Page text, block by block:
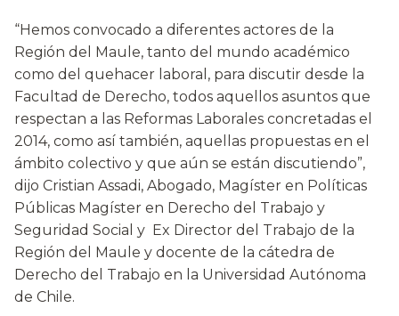
“Hemos convocado a diferentes actores de la
Región del Maule, tanto del mundo académico
como del quehacer laboral, para discutir desde la
Facultad de Derecho, todos aquellos asuntos que
respectan a las Reformas Laborales concretadas el
2014, como así también, aquellas propuestas en el
ámbito colectivo y que aún se están discutiendo”,
dijo Cristian Assadi, Abogado, Magíster en Políticas
Públicas Magíster en Derecho del Trabajo y
Seguridad Social y Ex Director del Trabajo de la
Región del Maule y docente de la cátedra de
Derecho del Trabajo en la Universidad Autónoma
de Chile.